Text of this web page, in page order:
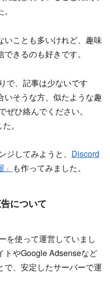
いことも多いけれど、趣味
きるのも好きです。
で、記事は少ないです
いそうな方、似たような趣
ぜひ絡んでください。
。
してみようと、 Discord
も作ってみました。
について
を使って運営していまし
トやGoogle Adsenseなど
で、安定したサーバーで運